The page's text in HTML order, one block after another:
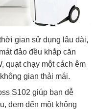
gian sử dụng lâu dài,
đảo đều khắp căn
quạt chạy một cách êm
gian thải mái.
S102 giúp bạn dễ
đem đến một không